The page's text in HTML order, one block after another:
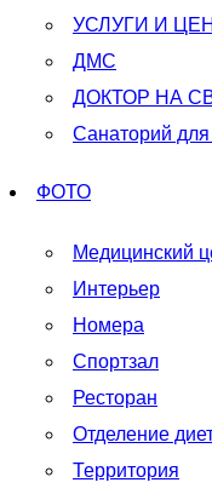
УСЛУГИ И
ДМС
ДОКТОР НА
Санаторий для
ФОТО
Медицинский
Интерьер
Номера
Спортзал
Ресторан
Отделение
Территория